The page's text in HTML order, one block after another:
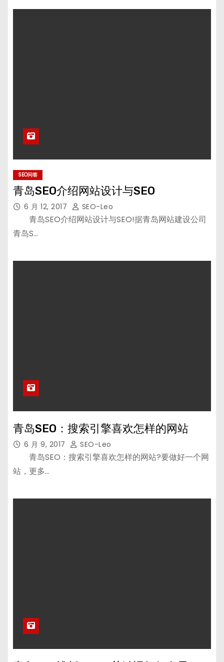
SEO问答
青岛SEO介绍网站设计与SEO
6 月 12, 2017 SEO-Leo
青岛SEO介绍网站设计与SEO!据青岛网站建设公司
青岛S…
青岛SEO：搜索引擎喜欢怎样的网站
6 月 9, 2017 SEO-Leo
青岛SEO：搜索引擎喜欢怎样的网站?要做好一个网
站，更多…